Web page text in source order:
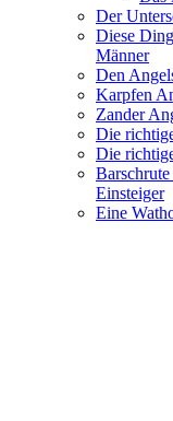
Der
Diese
Männer
Den
Karpfen
Zander
Die
Die
Einsteiger
Eine